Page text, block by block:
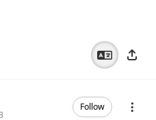
Follow